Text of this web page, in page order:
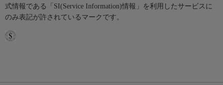
式情報である「SI(Service Information)情報」を利用したサービスに
のみ表記が許されているマークです。